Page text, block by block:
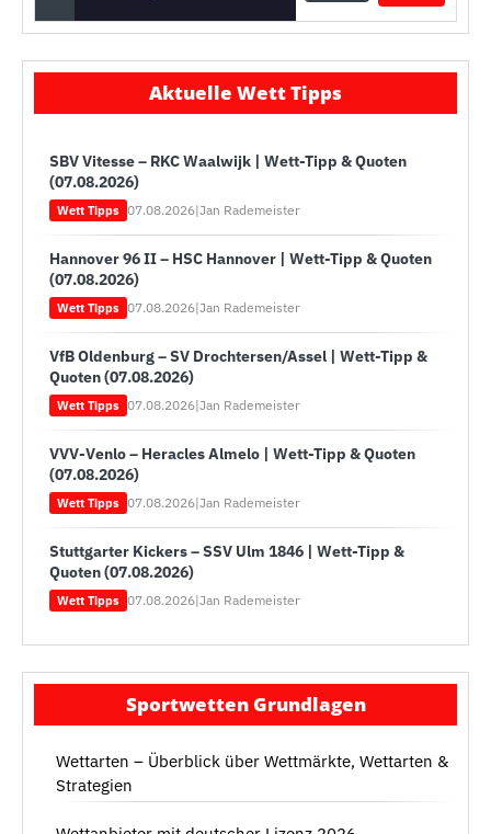
Aktuelle Wett Tipps
SBV Vitesse – RKC Waalwijk | Wett-Tipp & Quoten
(07.08.2026)
Wett Tipps 07.08.2026|Jan Rademeister
Hannover 96 II – HSC Hannover | Wett-Tipp & Quoten
(07.08.2026)
Wett Tipps 07.08.2026|Jan Rademeister
VfB Oldenburg – SV Drochtersen/Assel | Wett-Tipp &
Quoten (07.08.2026)
Wett Tipps 07.08.2026|Jan Rademeister
VVV-Venlo – Heracles Almelo | Wett-Tipp & Quoten
(07.08.2026)
Wett Tipps 07.08.2026|Jan Rademeister
Stuttgarter Kickers – SSV Ulm 1846 | Wett-Tipp &
Quoten (07.08.2026)
Wett Tipps 07.08.2026|Jan Rademeister
Sportwetten Grundlagen
Wettarten – Überblick über Wettmärkte, Wettarten &
Strategien